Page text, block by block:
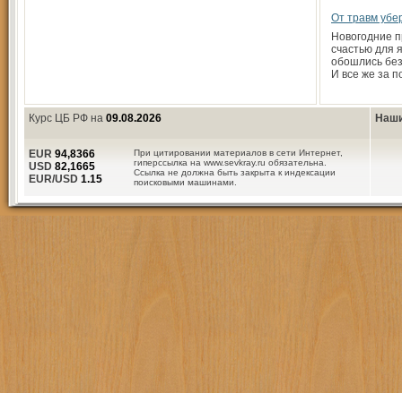
От травм
Новогодние
счастью для
обошлись
И все же за
Курс ЦБ РФ на 09.08.2026
При цитировании материалов в сети Интернет,
гиперссылка на www.sevkray.ru обязательна.
Ссылка не должна быть закрыта к индексации
поисковыми машинами.
EUR 94,8366
USD 82,1665
EUR/USD 1.15